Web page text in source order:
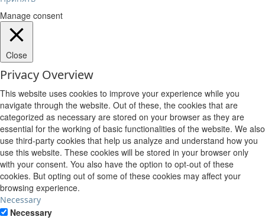
Manage consent
Close
Privacy Overview
This website uses cookies to improve your experience while you
navigate through the website. Out of these, the cookies that are
categorized as necessary are stored on your browser as they are
essential for the working of basic functionalities of the website. We also
use third-party cookies that help us analyze and understand how you
use this website. These cookies will be stored in your browser only
with your consent. You also have the option to opt-out of these
cookies. But opting out of some of these cookies may affect your
browsing experience.
Necessary
Necessary